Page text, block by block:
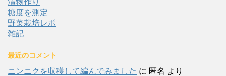
漬物作り
糖度を測定
野菜栽培レポ
雑記
最近のコメント
ニンニクを収穫して編んでみました に 匿名 より